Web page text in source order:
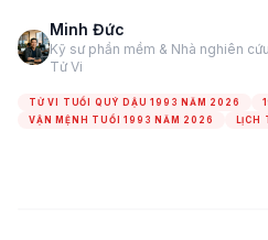
Minh Đức
Kỹ sư phần mềm & Nhà nghiên cứu
Tử Vi
TỬ VI TUỔI QUÝ DẬU 1993 NĂM 2026
VẬN MỆNH TUỔI 1993 NĂM 2026
LỊCH